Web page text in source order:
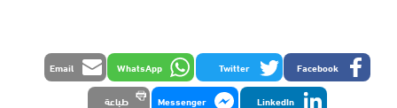
Facebook
Twitter
WhatsApp
Email
LinkedIn
Messenger طباعة